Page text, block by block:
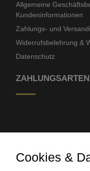
Allgemeine
Kundeninformationen
Zahlungs- und
Widerrufsbelehrung &
Datenschutz
ZAHLUNGSARTEN
Cookies &